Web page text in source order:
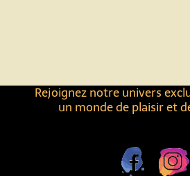
Rejoignez notre univers
un monde de plaisir et